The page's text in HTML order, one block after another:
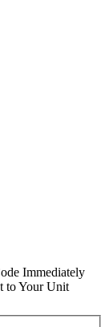
Immediately
to Your Unit